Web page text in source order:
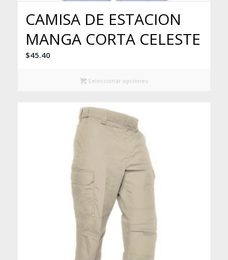
CAMISA DE ESTACION
MANGA CORTA CELESTE
$45.40
Seleccionar opciones